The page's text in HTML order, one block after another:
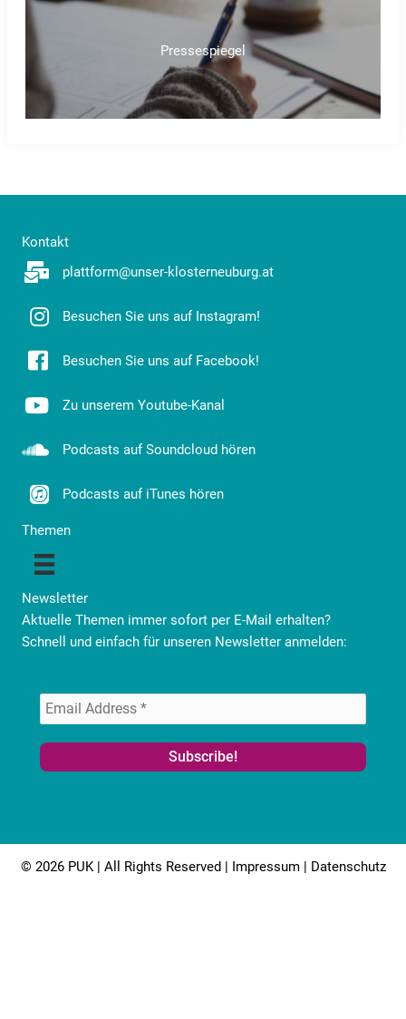
Pressespiegel
Kontakt
plattform@unser-klosterneuburg.at
Besuchen Sie uns auf Instagram!
Besuchen Sie uns auf Facebook!
Zu unserem Youtube-Kanal
Podcasts auf Soundcloud hören
Podcasts auf iTunes hören
Themen
Newsletter
Aktuelle Themen immer sofort per E-Mail erhalten?
Schnell und einfach für unseren Newsletter anmelden:
© 2026 PUK | All Rights Reserved | Impressum| Datenschutz